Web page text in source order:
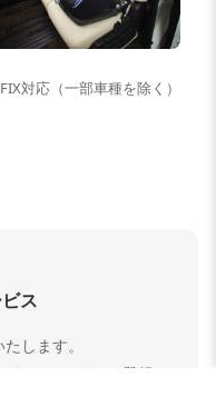
対応（一部車種を除く）
ス
します。
らオンラインで登録